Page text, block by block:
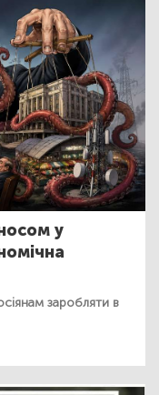
у
заробляти в